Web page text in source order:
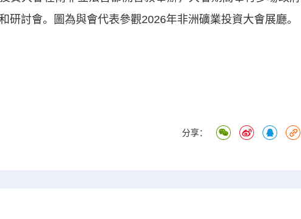
研討會。圖為與會代表參觀2026年非洲礦業投資大會展廳。
分享：